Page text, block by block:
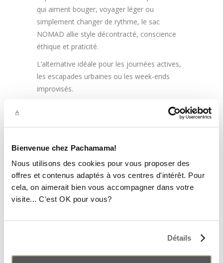
Bienvenue chez Pachamama!
Nous utilisons des cookies pour vous proposer des
offres et contenus adaptés à vos centres d'intérêt. Pour
cela, on aimerait bien vous accompagner dans votre
visite... C'est OK pour vous?
Détails
qui aiment bouger, voyager léger ou
simplement changer de rythme, le sac
NOMAD allie style décontracté, conscience
éthique et praticité.
L’alternative idéale pour les journées actives,
les escapades urbaines ou les week-ends
improvisés.